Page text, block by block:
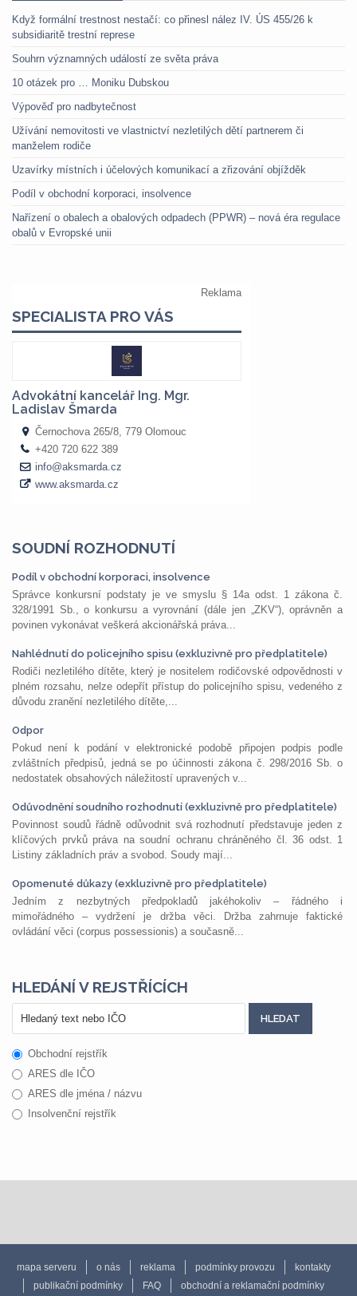
Když formální trestnost nestačí: co přinesl nález IV. ÚS 455/26 k
subsidiaritě trestní represe
Souhrn významných událostí ze světa práva
10 otázek pro … Moniku Dubskou
Výpověď pro nadbytečnost
Užívání nemovitosti ve vlastnictví nezletilých dětí partnerem či
manželem rodiče
Uzavírky místních i účelových komunikací a zřizování objížděk
Podíl v obchodní korporaci, insolvence
Nařízení o obalech a obalových odpadech (PPWR) – nová éra regulace
obalů v Evropské unii
SOUDNÍ ROZHODNUTÍ
Podíl v obchodní korporaci, insolvence
Správce konkursní podstaty je ve smyslu § 14a odst. 1 zákona č.
328/1991 Sb., o konkursu a vyrovnání (dále jen „ZKV“), oprávněn a
povinen vykonávat veškerá akcionářská práva...
Nahlédnutí do policejního spisu (exkluzivně pro předplatitele)
Rodiči nezletilého dítěte, který je nositelem rodičovské odpovědnosti v
plném rozsahu, nelze odepřít přístup do policejního spisu, vedeného z
důvodu zranění nezletilého dítěte,...
Odpor
Pokud není k podání v elektronické podobě připojen podpis podle
zvláštních předpisů, jedná se po účinnosti zákona č. 298/2016 Sb. o
nedostatek obsahových náležitostí upravených v...
Odůvodnění soudního rozhodnutí (exkluzivně pro předplatitele)
Povinnost soudů řádně odůvodnit svá rozhodnutí představuje jeden z
klíčových prvků práva na soudní ochranu chráněného čl. 36 odst. 1
Listiny základních práv a svobod. Soudy mají...
Opomenuté důkazy (exkluzivně pro předplatitele)
Jedním z nezbytných předpokladů jakéhokoliv – řádného i
mimořádného – vydržení je držba věci. Držba zahrnuje faktické
ovládání věci (corpus possessionis) a současně...
HLEDÁNÍ V REJSTŘÍCÍCH
Obchodní rejstřík
ARES dle IČO
ARES dle jména / názvu
Insolvenční rejstřík
mapa serveru o nás reklama podmínky provozu
kontakty
publikační podmínky
FAQ obchodní a reklamační podmínky